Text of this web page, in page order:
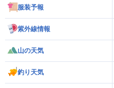
服装予報
紫外線情報
山の天気
釣り天気